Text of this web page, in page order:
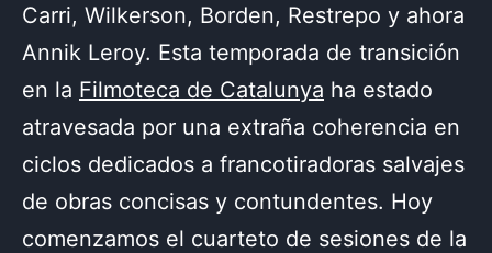
Carri, Wilkerson, Borden, Restrepo y ahora
Annik Leroy. Esta temporada de transición
en la Filmoteca de Catalunya ha estado
atravesada por una extraña coherencia en
ciclos dedicados a francotiradoras salvajes
de obras concisas y contundentes. Hoy
comenzamos el cuarteto de sesiones de la